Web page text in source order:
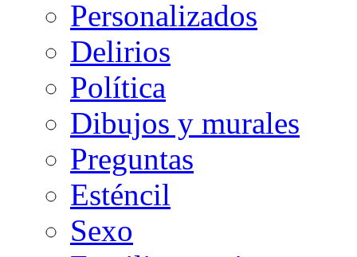
Personalizados
Delirios
Política
Dibujos y murales
Preguntas
Esténcil
Sexo